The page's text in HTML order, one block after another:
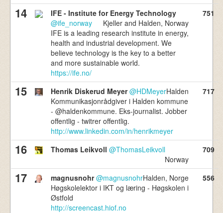
14
IFE - Institute for Energy Technology
@ife_norway
Kjeller and Halden, Norway
IFE is a leading research institute in energy,
health and industrial development. We
believe technology is the key to a better
and more sustainable world.
https://ife.no/
751
15 Henrik Diskerud Meyer @HDMeyerHalden
Kommunikasjonrådgiver i Halden kommune
- @haldenkommune. Eks-journalist. Jobber
offentlig - twitrer offentlig.
http://www.linkedin.com/in/henrikmeyer
717
16 Thomas Leikvoll @ThomasLeikvoll
Norway
709
17 magnusnohr @magnusnohrHalden, Norge
Høgskolelektor i IKT og læring - Høgskolen i
Østfold
http://screencast.hiof.no
556